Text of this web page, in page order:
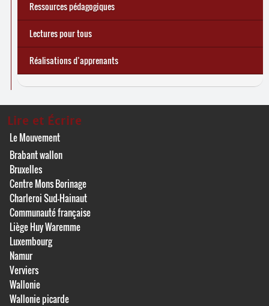
Ressources pédagogiques
Lectures pour tous
Réalisations d’apprenants
Lire et Écrire
Le Mouvement
Brabant wallon
Bruxelles
Centre Mons Borinage
Charleroi Sud-Hainaut
Communauté française
Liège Huy Waremme
Luxembourg
Namur
Verviers
Wallonie
Wallonie picarde